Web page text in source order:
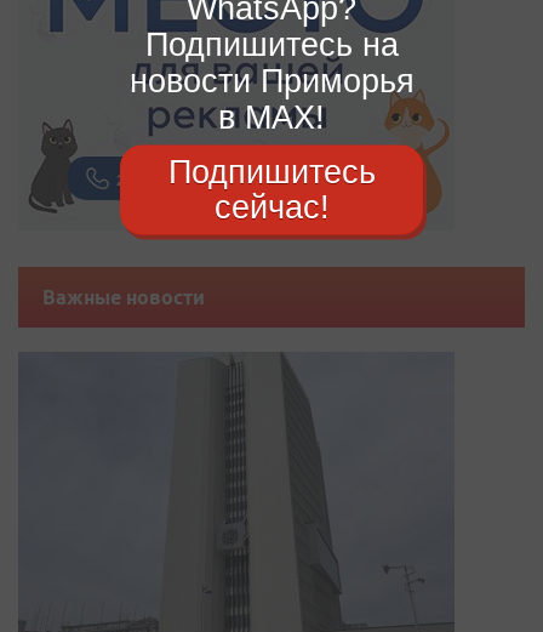
Важные новости
WhatsApp?
Подпишитесь на
новости Приморья
в MAX!
Подпишитесь
сейчас!